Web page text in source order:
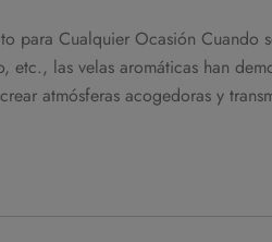
para Cualquier Ocasión
etc., las velas aromáticas han
atmósferas acogedoras y